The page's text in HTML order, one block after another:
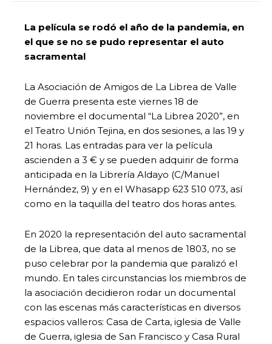
La película se rodó el año de la pandemia, en
el que se no se pudo representar el auto
sacramental
La Asociación de Amigos de La Librea de Valle
de Guerra presenta este viernes 18 de
noviembre el documental “La Librea 2020”, en
el Teatro Unión Tejina, en dos sesiones, a las 19 y
21 horas. Las entradas para ver la película
ascienden a 3 € y se pueden adquirir de forma
anticipada en la Librería Aldayo (C/Manuel
Hernández, 9) y en el Whasapp 623 510 073, así
como en la taquilla del teatro dos horas antes.
En 2020 la representación del auto sacramental
de la Librea, que data al menos de 1803, no se
puso celebrar por la pandemia que paralizó el
mundo. En tales circunstancias los miembros de
la asociación decidieron rodar un documental
con las escenas más características en diversos
espacios valleros: Casa de Carta, iglesia de Valle
de Guerra, iglesia de San Francisco y Casa Rural